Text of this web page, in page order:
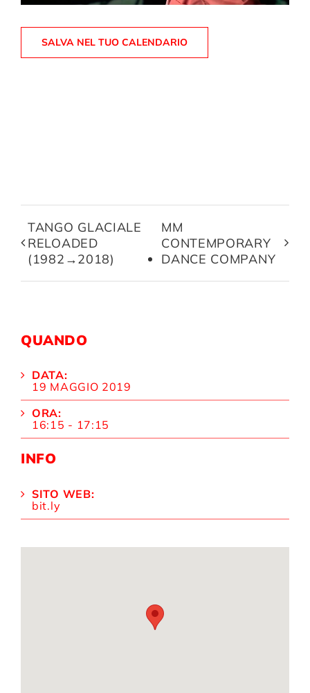
SALVA NEL TUO CALENDARIO
TANGO GLACIALE
RELOADED
(1982→2018)
MM
CONTEMPORARY
DANCE COMPANY
QUANDO
DATA:
19 MAGGIO 2019
ORA:
16:15 - 17:15
INFO
SITO WEB:
bit.ly